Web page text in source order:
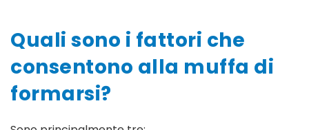
Quali sono i fattori che
consentono alla muffa di
formarsi?